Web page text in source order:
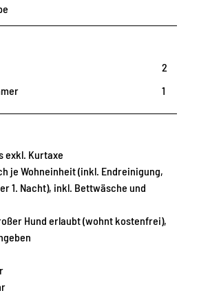
2
1
exkl. Kurtaxe
je Wohneinheit (inkl. Endreinigung,
1. Nacht), inkl. Bettwäsche und
Hund erlaubt (wohnt kostenfrei),